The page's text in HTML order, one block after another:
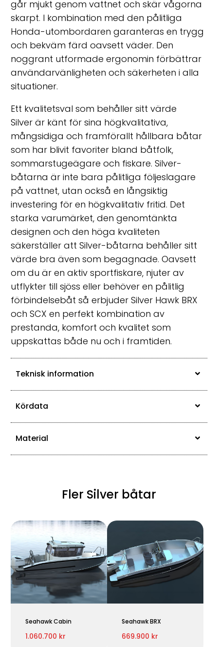
går mjukt genom vattnet och skär vågorna
skarpt. I kombination med den pålitliga
Honda-utombordaren garanteras en trygg
och bekväm färd oavsett väder. Den
noggrant utformade ergonomin förbättrar
användarvänligheten och säkerheten i alla
situationer.
Ett kvalitetsval som behåller sitt värde
Silver är känt för sina högkvalitativa,
mångsidiga och framförallt hållbara båtar
som har blivit favoriter bland båtfolk,
sommarstugeägare och fiskare. Silver-
båtarna är inte bara pålitliga följeslagare
på vattnet, utan också en långsiktig
investering för en högkvalitativ fritid. Det
starka varumärket, den genomtänkta
designen och den höga kvaliteten
säkerställer att Silver-båtarna behåller sitt
värde bra även som begagnade. Oavsett
om du är en aktiv sportfiskare, njuter av
utflykter till sjöss eller behöver en pålitlig
förbindelsebåt så erbjuder Silver Hawk BRX
och SCX en perfekt kombination av
prestanda, komfort och kvalitet som
uppskattas både nu och i framtiden.
Teknisk information
Kördata
Material
Fler Silver båtar
Seahawk Cabin
1.060.700 kr
Seahawk BRX
669.900 kr